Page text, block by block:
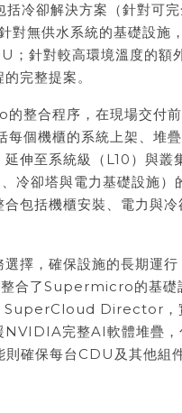
卻解決方案（針對可完
無供水系統的基礎設施
針對較高環境溫度的額
完整提案。
整合程序，在現場交付前
個機櫃的系統上架、堆
伸至系統級（L10）與叢
卻塔與電力基礎設施）
包括機櫃安裝、電力與冷
擇，確保設施的長期運
合了Supermicro的基礎
Director，實
NVIDIA完整AI軟體堆疊
保每台CDU及其他組